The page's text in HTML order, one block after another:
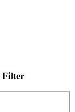
Filter